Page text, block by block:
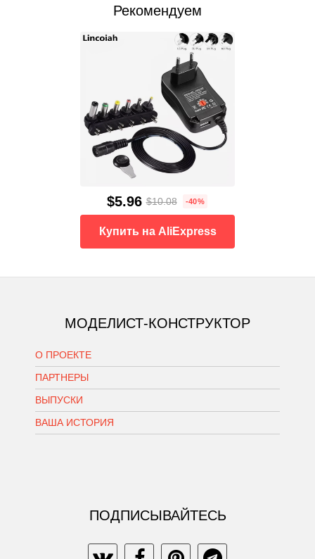
Рекомендуем
$5.96 $10.08 -40%
Купить на AliExpress
МОДЕЛИСТ-КОНСТРУКТОР
О ПРОЕКТЕ
ПАРТНЕРЫ
ВЫПУСКИ
ВАША ИСТОРИЯ
ПОДПИСЫВАЙТЕСЬ